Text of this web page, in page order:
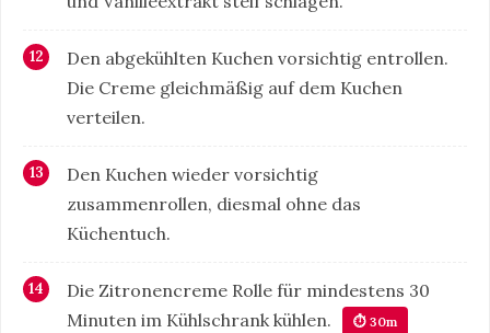
Den abgekühlten Kuchen vorsichtig entrollen.
Die Creme gleichmäßig auf dem Kuchen
verteilen.
Den Kuchen wieder vorsichtig
zusammenrollen, diesmal ohne das
Küchentuch.
Die Zitronencreme Rolle für mindestens 30
Minuten im Kühlschrank kühlen.
⏱ 30m